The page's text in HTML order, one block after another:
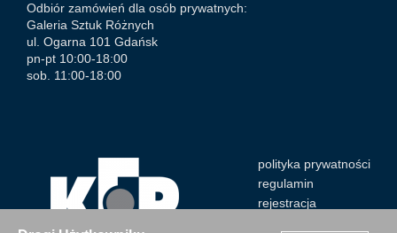
Odbiór zamówień dla osób prywatnych:
Galeria Sztuk Różnych
ul. Ogarna 101 Gdańsk
pn-pt 10:00-18:00
sob. 11:00-18:00
polityka prywatności
regulamin
rejestracja